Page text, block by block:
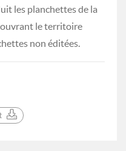
les planchettes de la
le territoire
non éditées.